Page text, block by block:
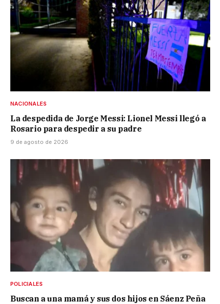
NACIONALES
La despedida de Jorge Messi: Lionel Messi llegó a
Rosario para despedir a su padre
9 de agosto de 2026
POLICIALES
Buscan a una mamá y sus dos hijos en Sáenz Peña